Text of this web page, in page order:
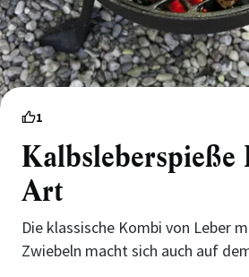
1
Kalbsleberspieße
Art
Die klassische Kombi von Leber
Zwiebeln macht sich auch auf